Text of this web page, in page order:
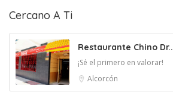
Cercano A Ti
Restaurante Chino Dr..
¡Sé el primero en valorar!
Alcorcón